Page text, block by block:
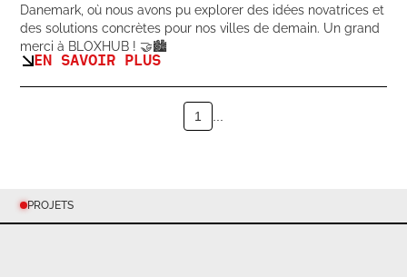
Danemark, où nous avons pu explorer des idées novatrices et
des solutions concrètes pour nos villes de demain. Un grand
merci à BLOXHUB ! 🤝🏙️
EN SAVOIR PLUS
1
PROJETS